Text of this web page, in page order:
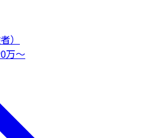
）
万〜